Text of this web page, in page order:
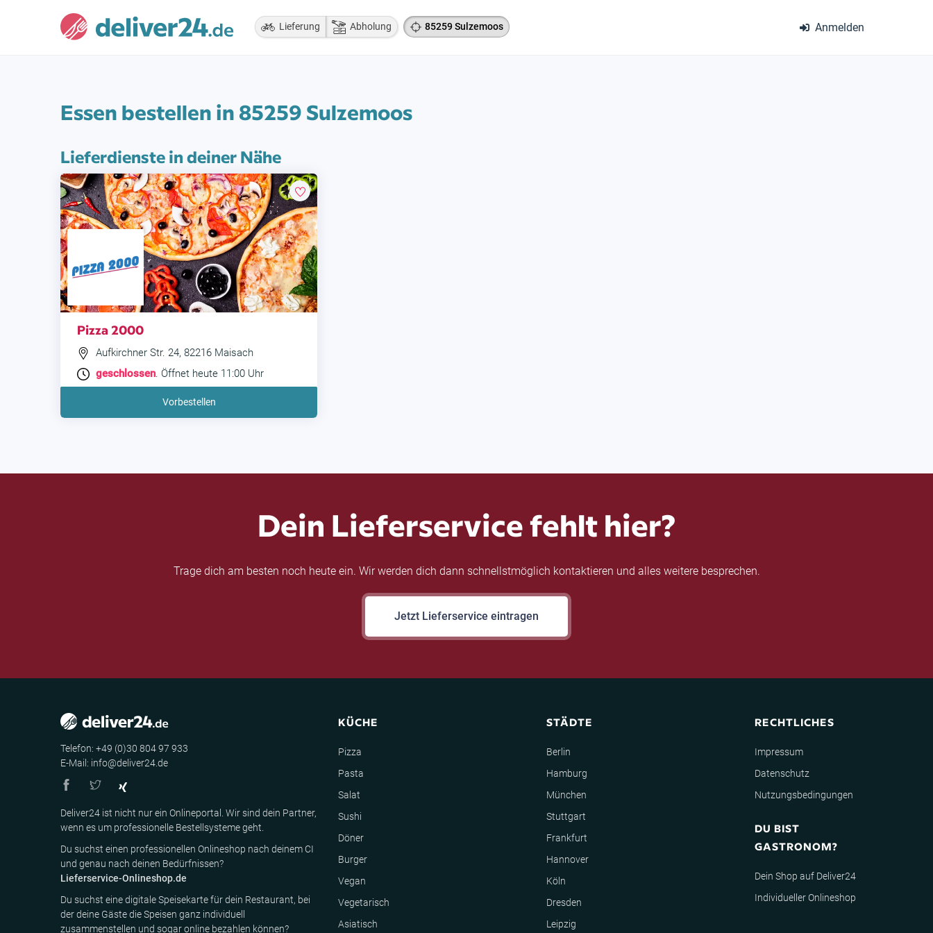
Anmelden
Lieferung Abholung 85259 Sulzemoos
Essen bestellen in 85259 Sulzemoos
Lieferdienste in deiner Nähe
Pizza 2000
Aufkirchner Str. 24, 82216 Maisach
geschlossen. Öffnet heute 11:00 Uhr
Vorbestellen
Dein Lieferservice fehlt hier?
Trage dich am besten noch heute ein. Wir werden dich dann schnellstmöglich kontaktieren und alles weitere besprechen.
Jetzt Lieferservice eintragen
Telefon: +49 (0)30 804 97 933
E-Mail: info@deliver24.de
Deliver24 ist nicht nur ein Onlineportal. Wir sind dein Partner,
wenn es um professionelle Bestellsysteme geht.
Du suchst einen professionellen Onlineshop nach deinem CI
und genau nach deinen Bedürfnissen?
Lieferservice-Onlineshop.de
Du suchst eine digitale Speisekarte für dein Restaurant, bei
der deine Gäste die Speisen ganz individuell
zusammenstellen und sogar online bezahlen können?
KÜCHE
Pizza
Pasta
Salat
Sushi
Döner
Burger
Vegan
Vegetarisch
Asiatisch
STÄDTE
Berlin
Hamburg
München
Stuttgart
Frankfurt
Hannover
Köln
Dresden
Leipzig
RECHTLICHES
Impressum
Datenschutz
Nutzungsbedingungen
DU BIST
GASTRONOM?
Dein Shop auf Deliver24
Individueller Onlineshop